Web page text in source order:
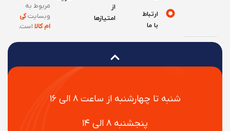
شنبه تا چهارشنبه از ساعت ۸ الی ۱۶
پنجشنبه ۸ الی ۱۴
ارتباط
امتیازها
مربوط به
وبسایتکی
ام کالااست.